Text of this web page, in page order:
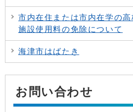
市内在住または市内在学の
施設使用料の免除について
海津市はばたき
お問い合わせ